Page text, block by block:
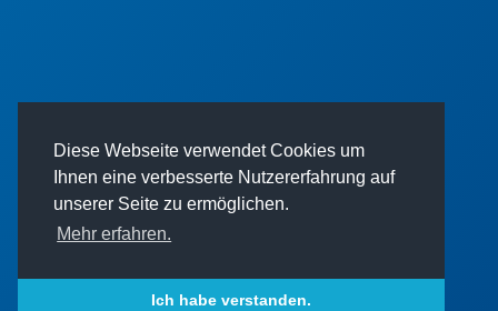
Diese Webseite verwendet Cookies um
Ihnen eine verbesserte Nutzererfahrung auf
unserer Seite zu ermöglichen.
Mehr erfahren.
Ich habe verstanden.